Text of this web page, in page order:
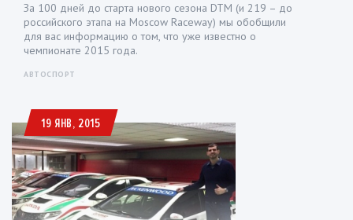
За 100 дней до старта нового сезона DTM (и 219 – до
российского этапа на Moscow Raceway) мы обобщили
для вас информацию о том, что уже известно о
чемпионате 2015 года.
АВТОСПОРТ
19 ЯНВ, 2015